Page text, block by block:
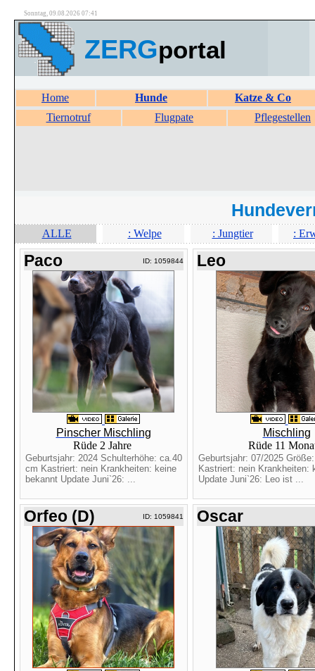
Sonntag, 09.08.2026 07:41
ZERGportal
Home Hunde
Katze & Co
Tiernotruf
Flugpate Pflegestellen
ALLE : Welpe : Jungtier :
Paco ID: 1059844
Pinscher Mischling
Rüde 2 Jahre
Geburtsjahr: 2024 Schulterhöhe: ca.40
cm Kastriert: nein Krankheiten: keine
bekannt Update Juni`26: ...
Leo
Mischling
Rüde 11
Geburtsjahr: 07/2025
Kastriert: nein Krankheiten:
Update Juni`26: Leo ist ...
Orfeo (D) ID: 1059841 Oscar